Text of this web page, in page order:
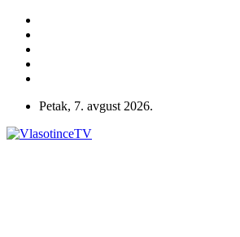
Petak, 7. avgust 2026.